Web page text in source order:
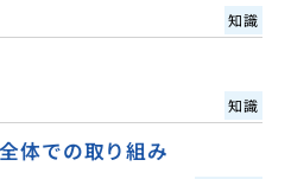
知識
知識
体での取り組み